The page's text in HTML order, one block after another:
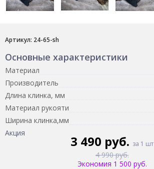
Артикул: 24-65-sh
Основные характеристики
Материал
Производитель
Длина клинка, мм
Материал рукояти
Ширина клинка,мм
Акция
3 490 руб. за 1 шт
4 990 руб.
Экономия 1 500 руб.